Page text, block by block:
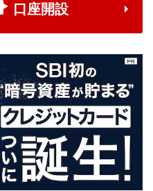
口座開設